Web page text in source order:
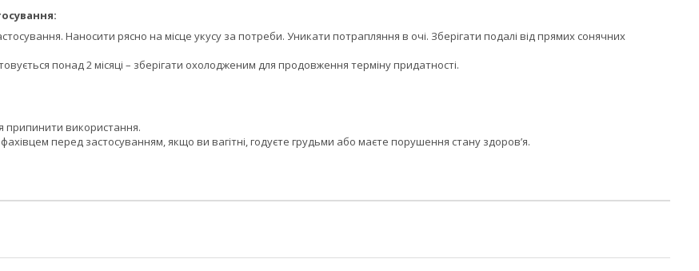
Наносити рясно на місце укусу за потреби. Уникати потрапляння в очі. Зберігати подалі від прямих сонячних
понад 2 місяці – зберігати охолодженим для продовження терміну придатності.
припинити використання.
перед застосуванням, якщо ви вагітні, годуєте грудьми або маєте порушення стану здоров’я.